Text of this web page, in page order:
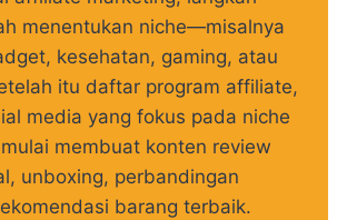
menentukan niche—misalnya
kesehatan, gaming, atau
itu daftar program affiliate,
media yang fokus pada niche
membuat konten review
unboxing, perbandingan
barang terbaik.